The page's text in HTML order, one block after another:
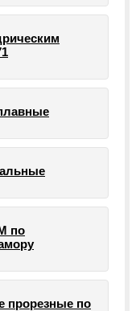
по
прорезные по